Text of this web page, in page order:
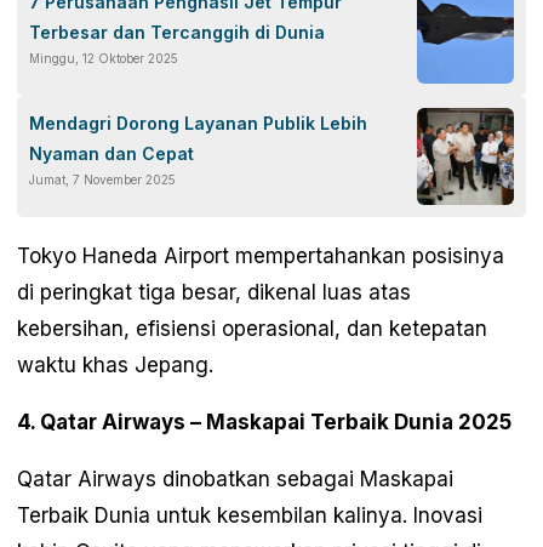
Terbesar dan Tercanggih di Dunia
Minggu, 12 Oktober 2025
Mendagri Dorong Layanan Publik Lebih
Nyaman dan Cepat
Jumat, 7 November 2025
Tokyo Haneda Airport mempertahankan posisinya
di peringkat tiga besar, dikenal luas atas
kebersihan, efisiensi operasional, dan ketepatan
waktu khas Jepang.
4. Qatar Airways – Maskapai Terbaik Dunia 2025
Qatar Airways dinobatkan sebagai Maskapai
Terbaik Dunia untuk kesembilan kalinya. Inovasi